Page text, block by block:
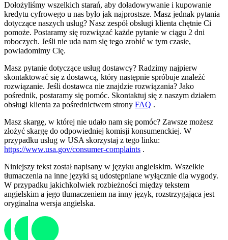
Dołożyliśmy wszelkich starań, aby doładowywanie i kupowanie
kredytu cyfrowego u nas było jak najprostsze. Masz jednak pytania
dotyczące naszych usług? Nasz zespół obsługi klienta chętnie Ci
pomoże. Postaramy się rozwiązać każde pytanie w ciągu 2 dni
roboczych. Jeśli nie uda nam się tego zrobić w tym czasie,
powiadomimy Cię.
Masz pytanie dotyczące usług dostawcy? Radzimy najpierw
skontaktować się z dostawcą, który następnie spróbuje znaleźć
rozwiązanie. Jeśli dostawca nie znajdzie rozwiązania? Jako
pośrednik, postaramy się pomóc. Skontaktuj się z naszym działem
obsługi klienta za pośrednictwem strony FAQ .
Masz skargę, w której nie udało nam się pomóc? Zawsze możesz
złożyć skargę do odpowiedniej komisji konsumenckiej. W
przypadku usług w USA skorzystaj z tego linku:
https://www.usa.gov/consumer-complaints .
Niniejszy tekst został napisany w języku angielskim. Wszelkie
tłumaczenia na inne języki są udostępniane wyłącznie dla wygody.
W przypadku jakichkolwiek rozbieżności między tekstem
angielskim a jego tłumaczeniem na inny język, rozstrzygająca jest
oryginalna wersja angielska.